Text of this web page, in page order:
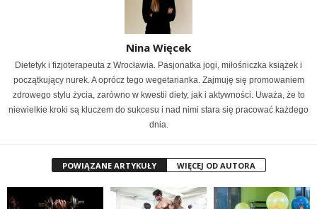
Nina Więcek
Dietetyk i fizjoterapeuta z Wrocławia. Pasjonatka jogi, miłośniczka książek i
początkujący nurek. A oprócz tego wegetarianka. Zajmuję się promowaniem
zdrowego stylu życia, zarówno w kwestii diety, jak i aktywności. Uważa, że to
niewielkie kroki są kluczem do sukcesu i nad nimi stara się pracować każdego
dnia.
POWIĄZANE ARTYKUŁY WIĘCEJ OD AUTORA